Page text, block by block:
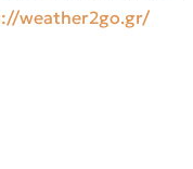
weather2go.gr/